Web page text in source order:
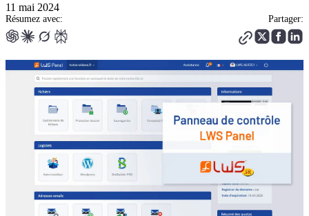
11 mai 2024
Résumez avec: Partager: